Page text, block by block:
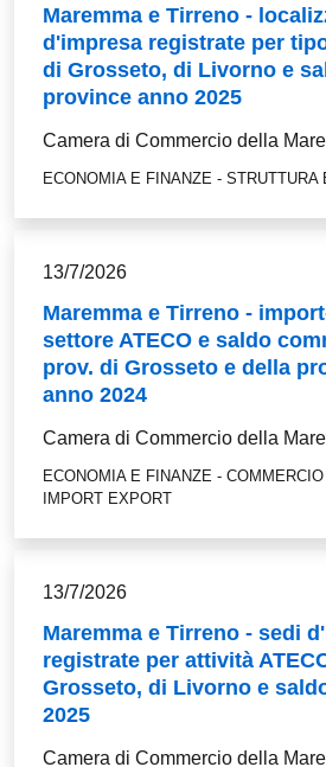
Maremma e Tirreno -
d'impresa registrate per
di Grosseto, di Livorno e
province anno 2025
Camera di Commercio della
ECONOMIA E FINANZE - STRUTTURA
13/7/2026
Maremma e Tirreno -
settore ATECO e saldo
prov. di Grosseto e della
anno 2024
Camera di Commercio della
ECONOMIA E FINANZE -
IMPORT EXPORT
13/7/2026
Maremma e Tirreno - sedi
registrate per attività
Grosseto, di Livorno e
2025
Camera di Commercio della